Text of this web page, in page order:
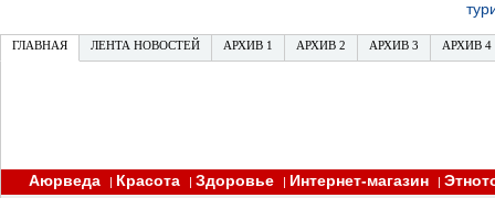
ГЛАВНАЯ ЛЕНТА НОВОСТЕЙ АРХИВ 1 АРХИВ 2 АРХИВ 3 АРХИВ 4
Аюрведа | Красота | Здоровье | Интернет-магазин |